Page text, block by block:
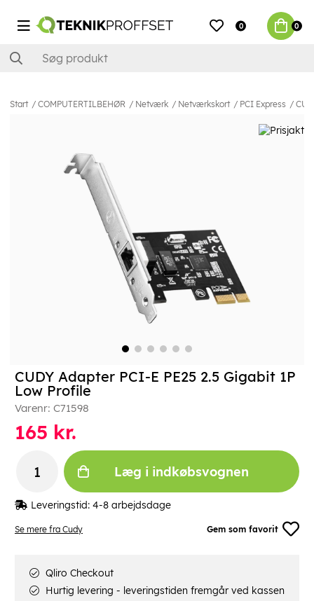
0 0
Start COMPUTERTILBEHØR Netværk Netværkskort PCI Express
Se mere fra Cudy Gem som favorit
CUDY Adapter PCI-E PE25 2.5 Gigabit 1P
Low Profile
Varenr: C71598
165 kr.
Læg i indkøbsvognen
Leveringstid: 4-8 arbejdsdage
Qliro Checkout
Hurtig levering - leveringstiden fremgår ved kassen